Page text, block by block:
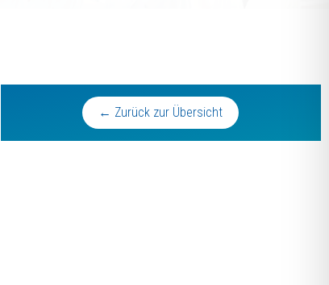
← Zurück zur Übersicht